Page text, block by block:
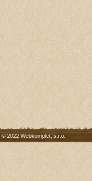
© 2022 Webkomplet, s.r.o.